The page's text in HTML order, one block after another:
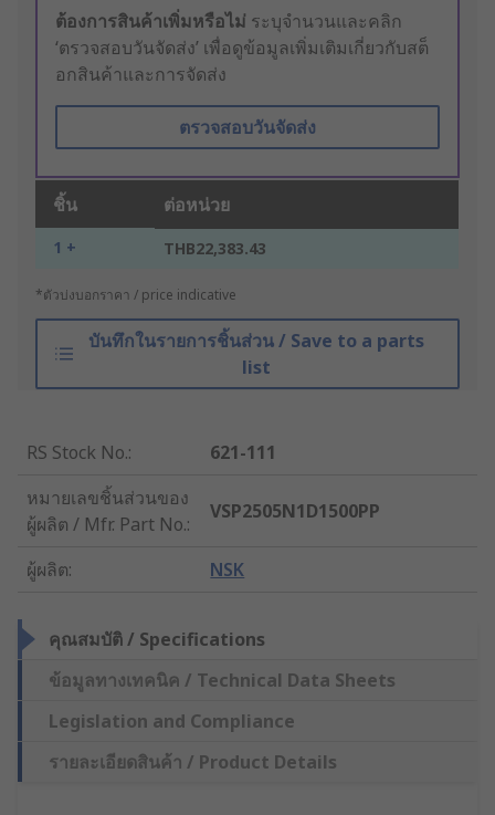
ต้องการสินค้าเพิ่มหรือไม่ ระบุจำนวนและคลิก
‘ตรวจสอบวันจัดส่ง’ เพื่อดูข้อมูลเพิ่มเติมเกี่ยวกับสต็
อกสินค้าและการจัดส่ง
ตรวจสอบวันจัดส่ง
ชิ้น ต่อหน่วย
1 + THB22,383.43
*ตัวบ่งบอกราคา / price indicative
บันทึกในรายการชิ้นส่วน / Save to a parts
list
RS Stock No.:
621-111
หมายเลขชิ้นส่วนของ
ผู้ผลิต / Mfr. Part No.:
VSP2505N1D1500PP
ผู้ผลิต: NSK
คุณสมบัติ / Specifications
ข้อมูลทางเทคนิค / Technical Data Sheets
Legislation and Compliance
รายละเอียดสินค้า / Product Details